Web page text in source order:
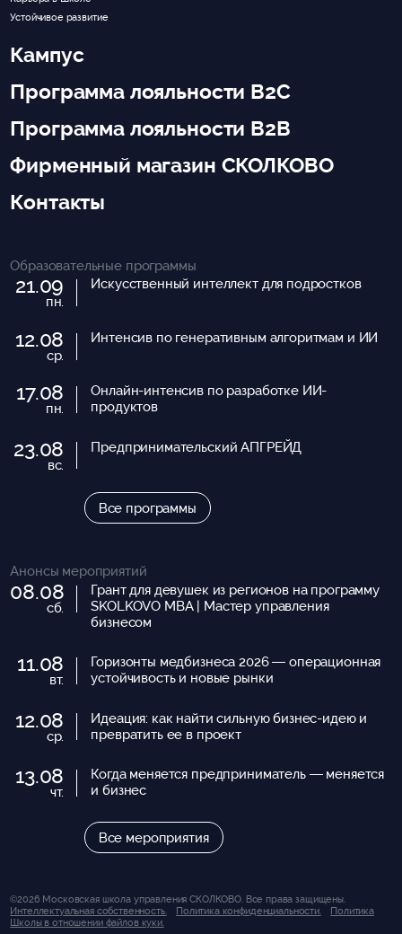
Устойчивое развитие
Кампус
Программа лояльности B2C
Программа лояльности B2B
Фирменный магазин СКОЛКОВО
Контакты
Образовательные программы
21.09
пн.
Искусственный интеллект для подростков
12.08
ср.
Интенсив по генеративным алгоритмам и ИИ
17.08
пн.
Онлайн-интенсив по разработке ИИ-
продуктов
23.08
вс.
Предпринимательский АПГРЕЙД
Все программы
Анонсы мероприятий
08.08
сб.
Грант для девушек из регионов на программу
SKOLKOVO MBA | Мастер управления
бизнесом
11.08
вт.
Горизонты медбизнеса 2026 — операционная
устойчивость и новые рынки
12.08
ср.
Идеация: как найти сильную бизнес-идею и
превратить ее в проект
13.08
чт.
Когда меняется предприниматель — меняется
и бизнес
Все мероприятия
©2026 Московская школа управления СКОЛКОВО. Все права защищены.
Интеллектуальная собственность.
Политика конфиденциальности.
Политика
Школы в отношении файлов куки.